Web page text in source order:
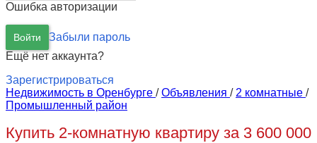
Ошибка авторизации
Войти
Забыли пароль
Ещё нет аккаунта?
Зарегистрироваться
Недвижимость в Оренбурге /Объявления / 2 комнатные /
Промышленный район
Купить 2-комнатную квартиру за 3 600 000